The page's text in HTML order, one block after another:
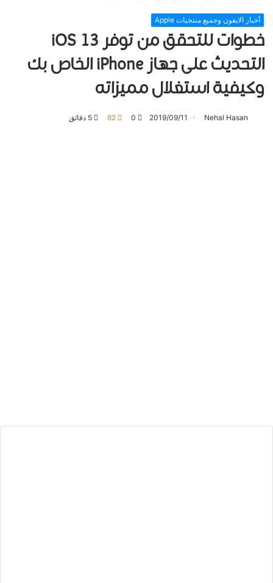
أخبار الايفون وجميع منتجيات Apple
خطوات للتحقق من توفر iOS 13
التحديث على جهاز iPhone الخاص بك
وكيفية استغلال مميزاته
Nehal Hasan
2019/09/11
0
82